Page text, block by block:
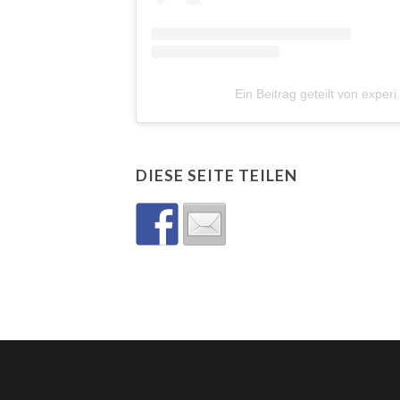
Ein Beitrag geteilt von
DIESE SEITE TEILEN